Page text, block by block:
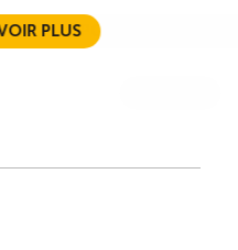
PLUSPOUR EN SAVOIR